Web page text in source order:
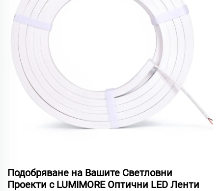
Подобряване на Вашите Светловни
Проекти с LUMIMORE Оптични LED Ленти